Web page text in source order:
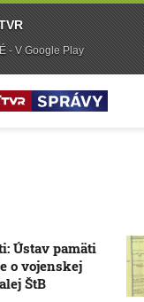
Ústav pamäti
o vojenskej
ŠtB
- V Google Play